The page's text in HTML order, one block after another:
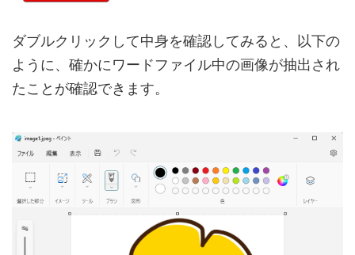
ダブルクリックして中身を確認してみると、以下の
ように、確かにワードファイル中の画像が抽出され
たことが確認できます。